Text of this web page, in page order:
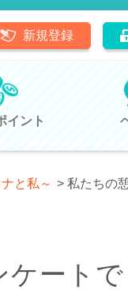
新規登録
イント
と私～ > 私たちの
ケートで